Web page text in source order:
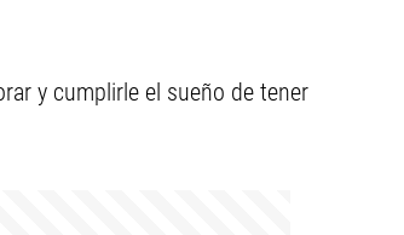
y cumplirle el sueño de tener